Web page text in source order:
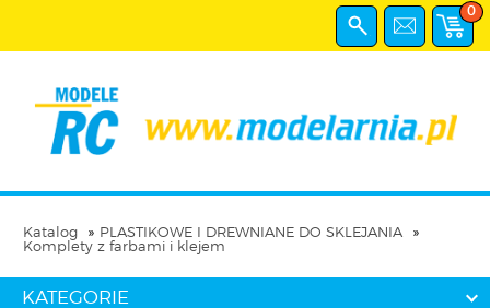
0
Katalog
PLASTIKOWE I DREWNIANE DO SKLEJANIA
Komplety z farbami i klejem
KATEGORIE